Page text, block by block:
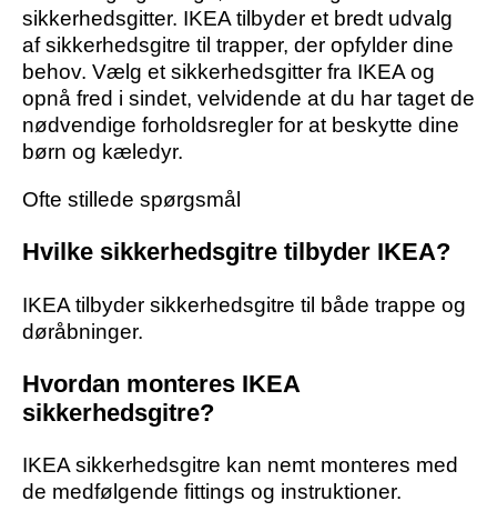
sikkerhedsgitter. IKEA tilbyder et bredt udvalg
af sikkerhedsgitre til trapper, der opfylder dine
behov. Vælg et sikkerhedsgitter fra IKEA og
opnå fred i sindet, velvidende at du har taget de
nødvendige forholdsregler for at beskytte dine
børn og kæledyr.
Ofte stillede spørgsmål
Hvilke sikkerhedsgitre tilbyder IKEA?
IKEA tilbyder sikkerhedsgitre til både trappe og
døråbninger.
Hvordan monteres IKEA
sikkerhedsgitre?
IKEA sikkerhedsgitre kan nemt monteres med
de medfølgende fittings og instruktioner.